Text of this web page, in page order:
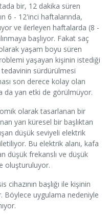
bir, 12 dakika süren
6 - 12'inci haftalarında,
ve ilerleyen haftalarda (8 -
başlıyor. Fakat saç
yaşam boyu süren
yaşayan kişinin istediği
sürdürülmesi
son derece kolay olan
da yan etki de görülmüyor.
olarak tasarlanan bir
yarı küresel bir başlıktan
düşük seviyeli elektrik
Bu elektrik alanı, kafa
düşük frekanslı ve düşük
oluşturuluyor.
cihazının başlığı ile kişinin
uygulama nedeniyle